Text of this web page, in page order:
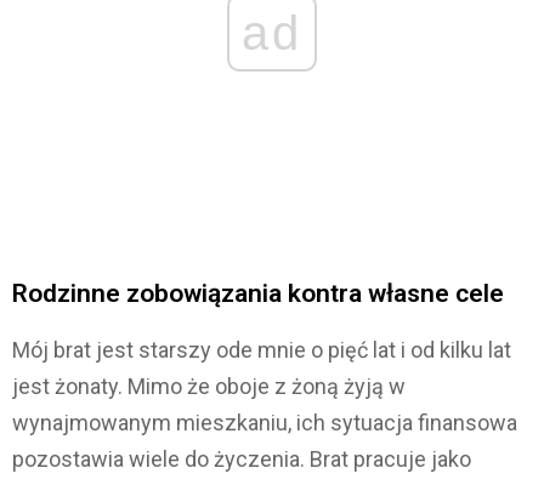
ad
Rodzinne zobowiązania kontra własne cele
Mój brat jest starszy ode mnie o pięć lat i od kilku lat
jest żonaty. Mimo że oboje z żoną żyją w
wynajmowanym mieszkaniu, ich sytuacja finansowa
pozostawia wiele do życzenia. Brat pracuje jako